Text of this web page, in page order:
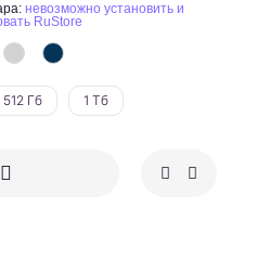
невозможно установить и
RuStore
512 Гб 1 Тб